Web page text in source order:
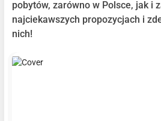
pobytów, zarówno w Polsce, jak i
najciekawszych propozycjach i
nich!